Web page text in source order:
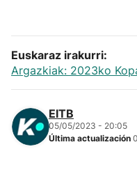
Euskaraz irakurri:
Argazkiak: 2023ko
EITB
05/05/2023 - 20:05
Última actualización